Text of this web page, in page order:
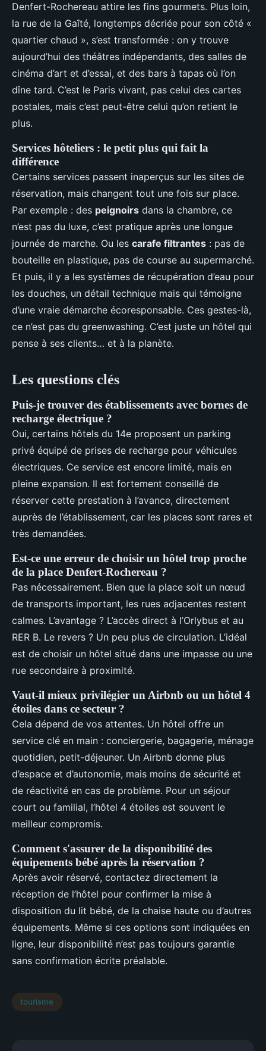
Denfert-Rochereau attire les fins gourmets. Plus loin,
la rue de la Gaîté, longtemps décriée pour son côté «
quartier chaud », s’est transformée : on y trouve
aujourd’hui des théâtres indépendants, des salles de
cinéma d’art et d’essai, et des bars à tapas où l’on
dîne tard. C’est le Paris vivant, pas celui des cartes
postales, mais c’est peut-être celui qu’on retient le
plus.
Services hôteliers : le petit plus qui fait la
différence
Certains services passent inaperçus sur les sites de
réservation, mais changent tout une fois sur place.
Par exemple : des peignoirs dans la chambre, ce
n’est pas du luxe, c’est pratique après une longue
journée de marche. Ou les carafe filtrantes : pas de
bouteille en plastique, pas de course au supermarché.
Et puis, il y a les systèmes de récupération d’eau pour
les douches, un détail technique mais qui témoigne
d’une vraie démarche écoresponsable. Ces gestes-là,
ce n’est pas du greenwashing. C’est juste un hôtel qui
pense à ses clients… et à la planète.
Les questions clés
Puis-je trouver des établissements avec bornes de
recharge électrique ?
Oui, certains hôtels du 14e proposent un parking
privé équipé de prises de recharge pour véhicules
électriques. Ce service est encore limité, mais en
pleine expansion. Il est fortement conseillé de
réserver cette prestation à l’avance, directement
auprès de l’établissement, car les places sont rares et
très demandées.
Est-ce une erreur de choisir un hôtel trop proche
de la place Denfert-Rochereau ?
Pas nécessairement. Bien que la place soit un nœud
de transports important, les rues adjacentes restent
calmes. L’avantage ? L’accès direct à l’Orlybus et au
RER B. Le revers ? Un peu plus de circulation. L’idéal
est de choisir un hôtel situé dans une impasse ou une
rue secondaire à proximité.
Vaut-il mieux privilégier un Airbnb ou un hôtel 4
étoiles dans ce secteur ?
Cela dépend de vos attentes. Un hôtel offre un
service clé en main : conciergerie, bagagerie, ménage
quotidien, petit-déjeuner. Un Airbnb donne plus
d’espace et d’autonomie, mais moins de sécurité et
de réactivité en cas de problème. Pour un séjour
court ou familial, l’hôtel 4 étoiles est souvent le
meilleur compromis.
Comment s'assurer de la disponibilité des
équipements bébé après la réservation ?
Après avoir réservé, contactez directement la
réception de l’hôtel pour confirmer la mise à
disposition du lit bébé, de la chaise haute ou d’autres
équipements. Même si ces options sont indiquées en
ligne, leur disponibilité n’est pas toujours garantie
sans confirmation écrite préalable.
tourisme